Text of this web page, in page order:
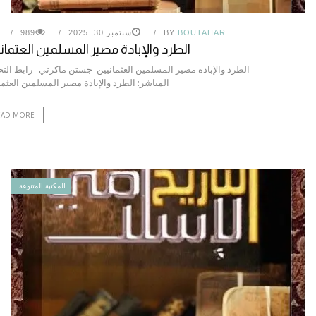
BY BOUTAHAR سبتمبر 30, 2025 989
الطرد والإبادة مصير المسلمين
الطرد والإبادة مصير المسلمين العثمانيين جستن ماكرتي رابط
المباشر: الطرد والإبادة مصير المسلمين
MORE
المكتبة المتنوعة